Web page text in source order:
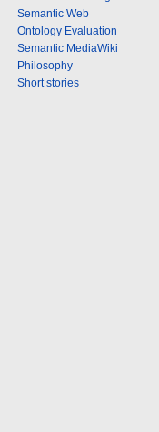
Semantic Web
Ontology Evaluation
Semantic MediaWiki
Philosophy
Short stories